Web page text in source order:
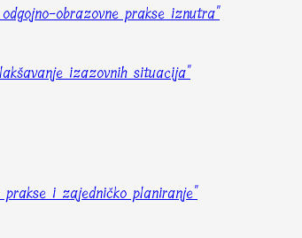
obrazovne prakse iznutra"
izazovnih situacija"
i zajedničko planiranje"